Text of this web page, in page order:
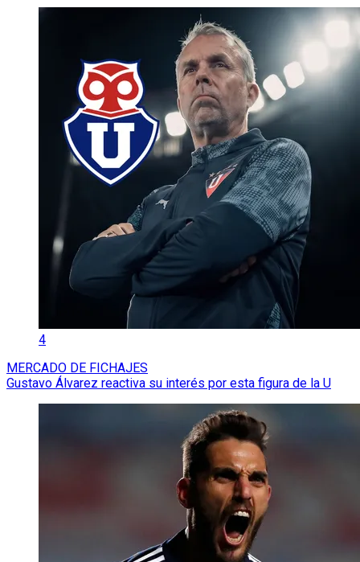
4
MERCADO DE FICHAJES
Gustavo Álvarez reactiva su interés por esta figura de la U